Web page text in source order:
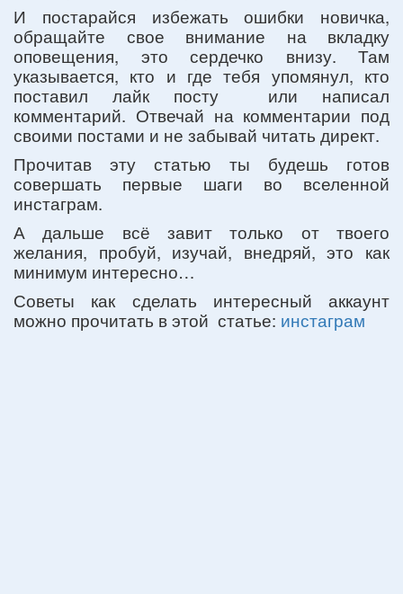
И постарайся избежать ошибки новичка,
обращайте свое внимание на вкладку
оповещения, это сердечко внизу. Там
указывается, кто и где тебя упомянул, кто
поставил лайк посту или написал
комментарий. Отвечай на комментарии под
своими постами и не забывай читать директ.
Прочитав эту статью ты будешь готов
совершать первые шаги во вселенной
инстаграм.
А дальше всё завит только от твоего
желания, пробуй, изучай, внедряй, это как
минимум интересно…
Советы как сделать интересный аккаунт
можно прочитать в этой статье: инстаграм